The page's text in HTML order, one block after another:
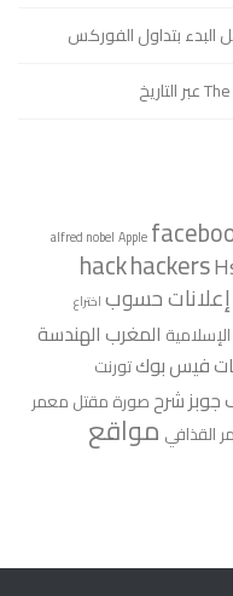
بتداول الفوركس
alfred nobel Apple
hackhackers
إعلانات حسوب اختراع
المغربالهندسة
فيس بوكتورنت
جوبزشرحصورة مقتل معمر
القذافي مواقع